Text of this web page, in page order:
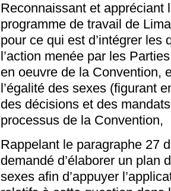
Reconnaissant et appréciant
programme de travail de
pour ce qui est d’intégrer les
l’action menée par les
en oeuvre de la Convention,
l’égalité des sexes (figurant
des décisions et des
processus de la Convention,
Rappelant le paragraphe 27
demandé d’élaborer un plan
sexes afin d’appuyer